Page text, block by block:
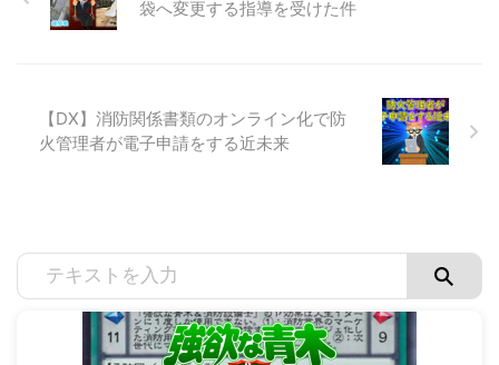
袋へ変更する指導を受けた件
【DX】消防関係書類のオンライン化で防
火管理者が電子申請をする近未来